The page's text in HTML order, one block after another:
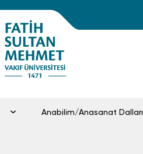
Anabilim/Anasanat Dalları